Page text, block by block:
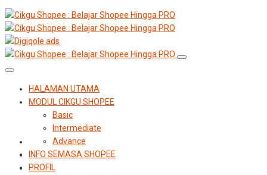
HALAMAN UTAMA
MODUL CIKGU SHOPEE
Basic
Intermediate
Advance
INFO SEMASA SHOPEE
PROFIL